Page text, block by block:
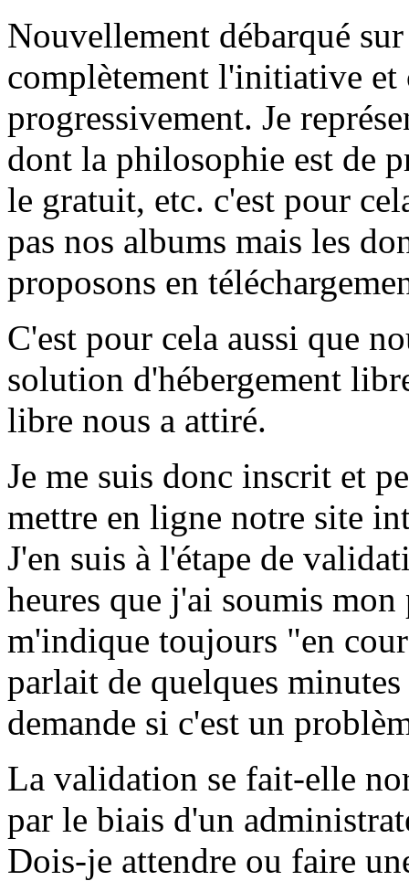
Nouvellement débarqué
complètement l'initiative
progressivement. Je
dont la philosophie est de
le gratuit, etc. c'est pour
pas nos albums mais les
proposons en
C'est pour cela aussi que
solution d'hébergement
libre nous a attiré.
Je me suis donc inscrit et
mettre en ligne notre site
J'en suis à l'étape de
heures que j'ai soumis
m'indique toujours "en
parlait de quelques
demande si c'est un
La validation se fait-elle
par le biais d'un
Dois-je attendre ou faire